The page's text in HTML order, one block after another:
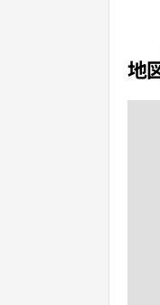
地